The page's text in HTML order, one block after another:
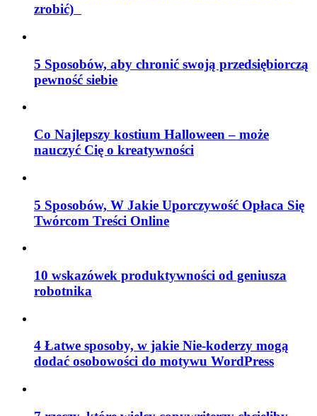
zrobić)
5 Sposobów, aby chronić swoją przedsiębiorczą
pewność siebie
Co Najlepszy kostium Halloween – może
nauczyć Cię o kreatywności
5 Sposobów, W Jakie Uporczywość Opłaca Się
Twórcom Treści Online
10 wskazówek produktywności od geniusza
robotnika
4 Łatwe sposoby, w jakie Nie-koderzy mogą
dodać osobowości do motywu WordPress